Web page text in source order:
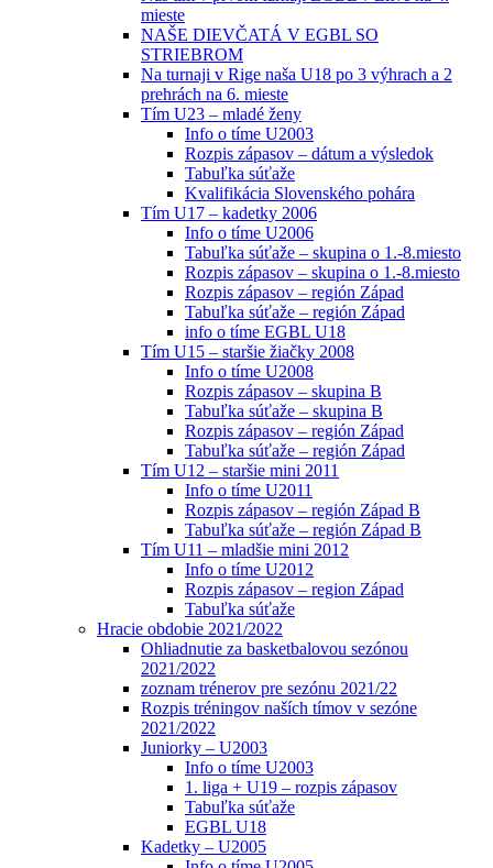
mieste
NAŠE DIEVČATÁ V EGBL SO
STRIEBROM
Na turnaji v Rige naša U18 po 3 výhrach a 2
prehrách na 6. mieste
Tím U23 – mladé ženy
Info o tíme U2003
Rozpis zápasov – dátum a výsledok
Tabuľka súťaže
Kvalifikácia Slovenského pohára
Tím U17 – kadetky 2006
Info o tíme U2006
Tabuľka súťaže – skupina o 1.-8.miesto
Rozpis zápasov – skupina o 1.-8.miesto
Rozpis zápasov – región Západ
Tabuľka súťaže – región Západ
info o tíme EGBL U18
Tím U15 – staršie žiačky 2008
Info o tíme U2008
Rozpis zápasov – skupina B
Tabuľka súťaže – skupina B
Rozpis zápasov – región Západ
Tabuľka súťaže – región Západ
Tím U12 – staršie mini 2011
Info o tíme U2011
Rozpis zápasov – región Západ B
Tabuľka súťaže – región Západ B
Tím U11 – mladšie mini 2012
Info o tíme U2012
Rozpis zápasov – region Západ
Tabuľka súťaže
Hracie obdobie 2021/2022
Ohliadnutie za basketbalovou sezónou
2021/2022
zoznam trénerov pre sezónu 2021/22
Rozpis tréningov naších tímov v sezóne
2021/2022
Juniorky – U2003
Info o tíme U2003
1. liga + U19 – rozpis zápasov
Tabuľka súťaže
EGBL U18
Kadetky – U2005